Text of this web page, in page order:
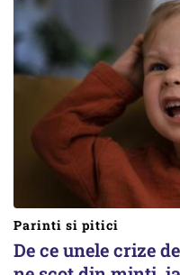
Parinti si pitici
De ce unele crize